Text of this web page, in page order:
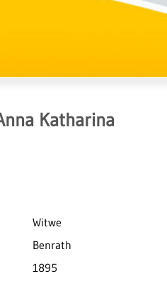
Katharina
Witwe
Benrath
1895